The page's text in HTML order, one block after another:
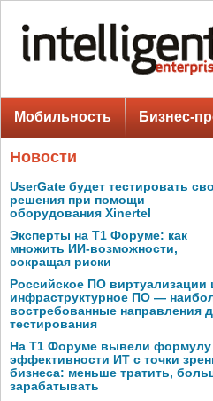
Мобильность Бизнес-
Новости
UserGate будет тестировать
решения при помощи
оборудования Xinertel
Эксперты на Т1 Форуме: как
множить ИИ-возможности,
сокращая риски
Российское ПО виртуализации
инфраструктурное ПО —
востребованные направления
тестирования
На Т1 Форуме вывели формулу
эффективности ИТ с точки
бизнеса: меньше тратить,
зарабатывать